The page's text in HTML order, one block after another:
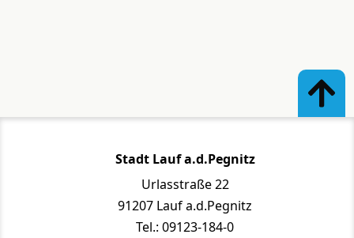
Stadt Lauf a.d.Pegnitz
Urlasstraße 22
91207 Lauf a.d.Pegnitz
Tel.: 09123-184-0